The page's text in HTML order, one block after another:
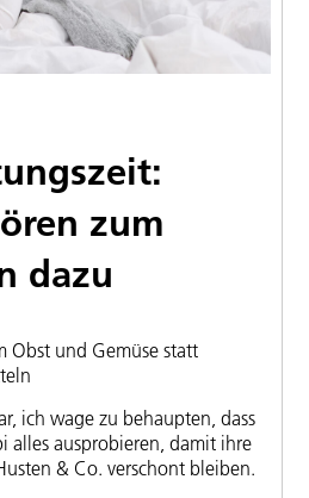
zum
dazu
Obst und Gemüse statt
ich wage zu behaupten, dass
alles ausprobieren, damit ihre
& Co. verschont bleiben.